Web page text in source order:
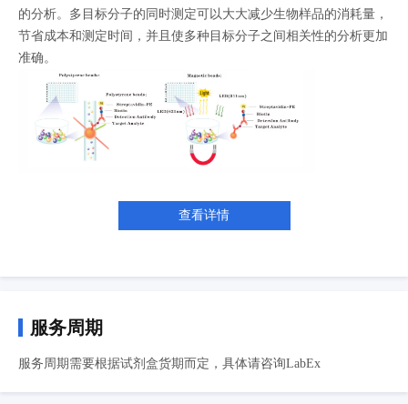
IL-1 beta/IL-1F2
CCL19/MIP-3 beta
CCL20/MIP-3 alpha
Proprotein Convertase 9/PCSK9
S100A8
CXCL1/GRO alpha/KC/CINC-1
CXCL2/GRO beta/MIP-2/CINC-3
TNF-alpha
MMP-3 MMP-9
的分析。多目标分子的同时测定可以大大减少生物样品的消耗量，
节省成本和测定时间，并且使多种目标分子之间相关性的分析更加
准确。
查看详情
服务周期
服务周期需要根据试剂盒货期而定，具体请咨询LabEx